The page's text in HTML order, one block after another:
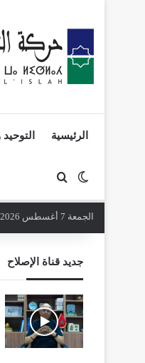
الرئيسية
الوضع المظلم
بحث عن
الجمعة 7 أغسطس 2026
جديد قناة الإصلاح